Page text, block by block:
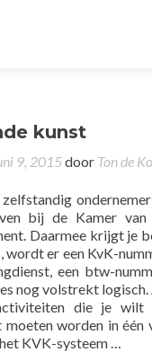
kunst
9, 2015door Ton de
bij de Kamer van
Daarmee krijgt je
er een KvK-
een btw-
nog volstrekt
die je wilt
worden in één
KVK-systeem …